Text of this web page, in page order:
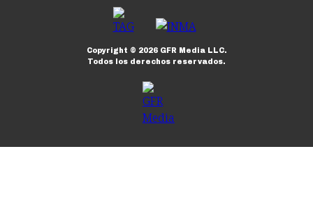
Copyright © 2026GFR Media LLC.
Todos los derechos reservados.